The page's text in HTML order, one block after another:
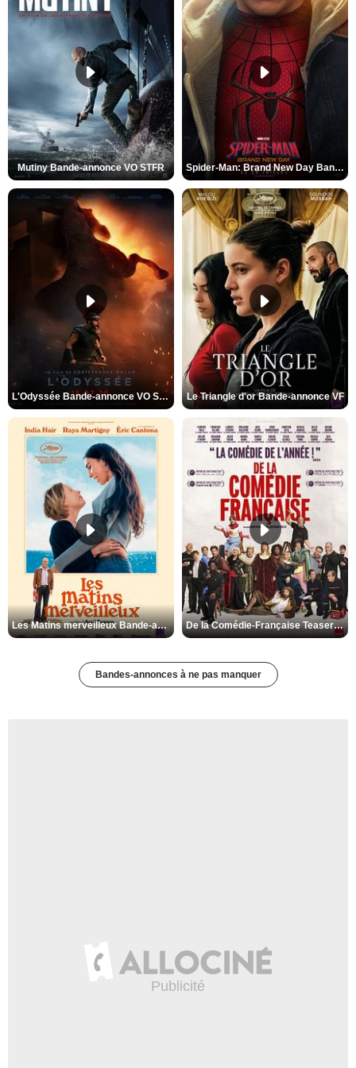
Mutiny Bande-annonce VO STFR Spider-Man: Brand New Day Bande-annonce VO STFR
L'Odyssée Bande-annonce VO STFR Le Triangle d'or Bande-annonce VF
Les Matins merveilleux Bande-annonce VF De la Comédie-Française Teaser VF
Bandes-annonces à ne pas manquer